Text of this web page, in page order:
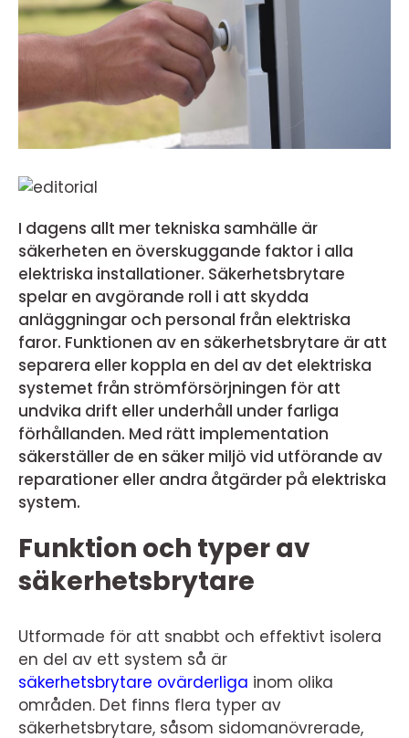
I dagens allt mer tekniska samhälle är
säkerheten en överskuggande faktor i alla
elektriska installationer. Säkerhetsbrytare
spelar en avgörande roll i att skydda
anläggningar och personal från elektriska
faror. Funktionen av en säkerhetsbrytare är att
separera eller koppla en del av det elektriska
systemet från strömförsörjningen för att
undvika drift eller underhåll under farliga
förhållanden. Med rätt implementation
säkerställer de en säker miljö vid utförande av
reparationer eller andra åtgärder på elektriska
system.
Funktion och typer av
säkerhetsbrytare
Utformade för att snabbt och effektivt isolera
en del av ett system så är
säkerhetsbrytare ovärderliga inom olika
områden. Det finns flera typer av
säkerhetsbrytare, såsom sidomanövrerade,